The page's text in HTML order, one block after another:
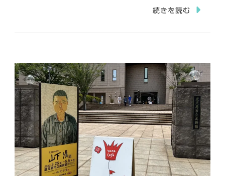
く
と
吹
上
浜
と
大
野
続きを読む